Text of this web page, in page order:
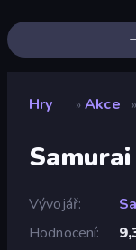
Hry » Akce »
Vývojář
Hodnocení